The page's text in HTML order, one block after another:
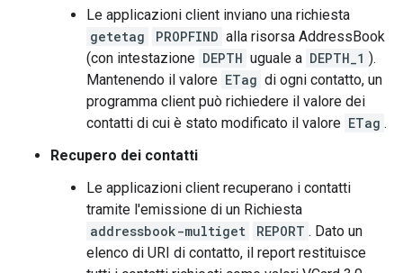
Le applicazioni client inviano una richiesta
getetag
PROPFIND alla risorsa AddressBook
(con intestazione DEPTH uguale a DEPTH_1 ).
Mantenendo il valore ETag di ogni contatto, un
programma client può richiedere il valore dei
contatti di cui è stato modificato il valore ETag .
Recupero dei contatti
Le applicazioni client recuperano i contatti
tramite l'emissione di un Richiesta
addressbook-multiget
REPORT . Dato un
elenco di URI di contatto, il report restituisce